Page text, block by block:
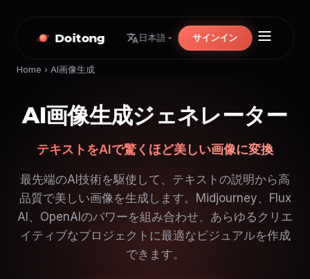
Doitong 日本語 サインイン
Home › AI画像生成
AI画像生成ジェネレーター
テキストをAIで驚くほど美しい画像に変換
最先端のAI技術を駆使して、テキストの説明から高
品質で美しい画像を生成します。Midjourney、Flux
AI、OpenAIのパワーを組み合わせ、あらゆるクリエ
イティブなプロジェクトに最適なビジュアルを作成
できます。